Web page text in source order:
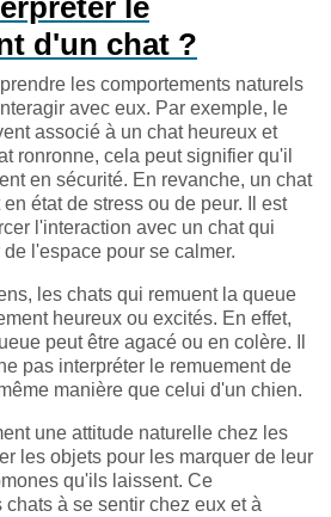
le
d'un chat ?
les comportements naturels
avec eux. Par exemple, le
associé à un chat heureux et
ronronne, cela peut signifier qu'il
en sécurité. En revanche, un chat
état de stress ou de peur. Il est
l'interaction avec un chat qui
l'espace pour se calmer.
les chats qui remuent la queue
heureux ou excités. En effet,
peut être agacé ou en colère. Il
pas interpréter le remuement de
manière que celui d'un chien.
une attitude naturelle chez les
les objets pour les marquer de leur
qu'ils laissent. Ce
à se sentir chez eux et à